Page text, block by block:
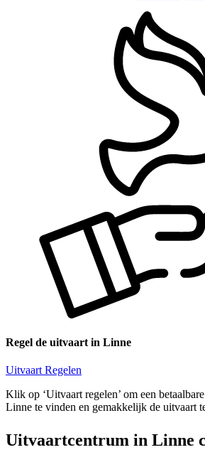
Regel de uitvaart in Linne
Uitvaart Regelen
Klik op ‘Uitvaart regelen’ om een
Linne te vinden en gemakkelijk de uitvaart
Uitvaartcentrum in Linne